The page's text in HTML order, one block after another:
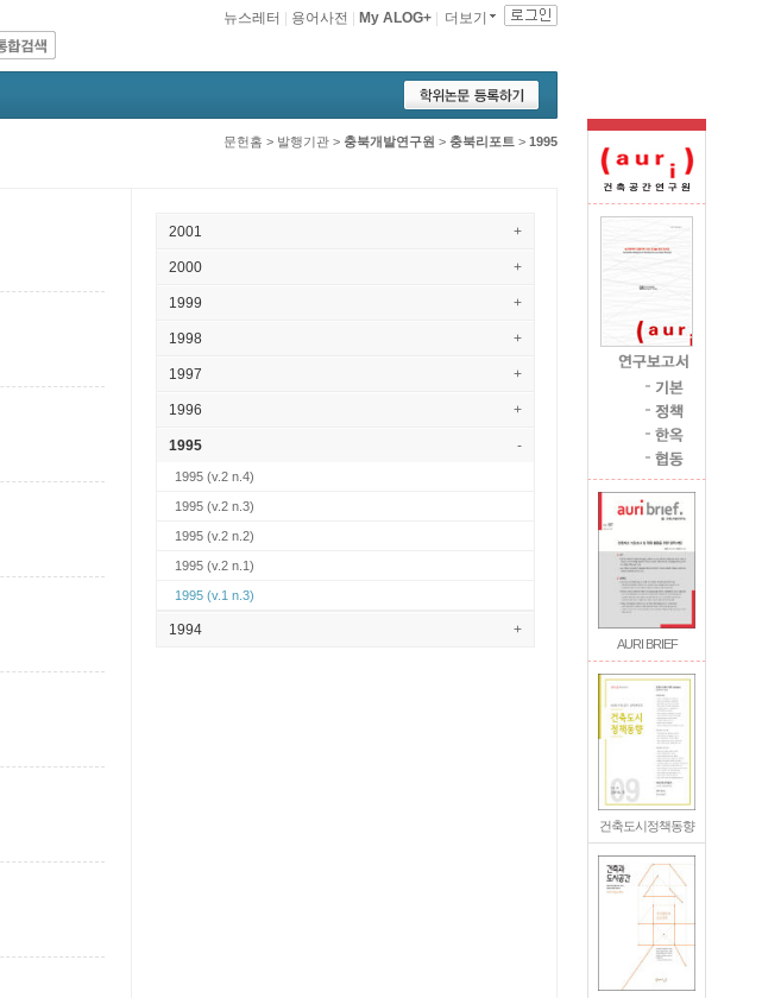
AURI BRIEF
건축도시정책동향
더보기
My ALOG+
용어사전
뉴스레터
문헌홈 > 발행기관 > 충북개발연구원 > 충북리포트 > 1995
2001 +
2000 +
1999 +
1998 +
1997 +
1996 +
1995 -
1995 (v.2 n.4)
1995 (v.2 n.3)
1995 (v.2 n.2)
1995 (v.2 n.1)
1995 (v.1 n.3)
1994 +